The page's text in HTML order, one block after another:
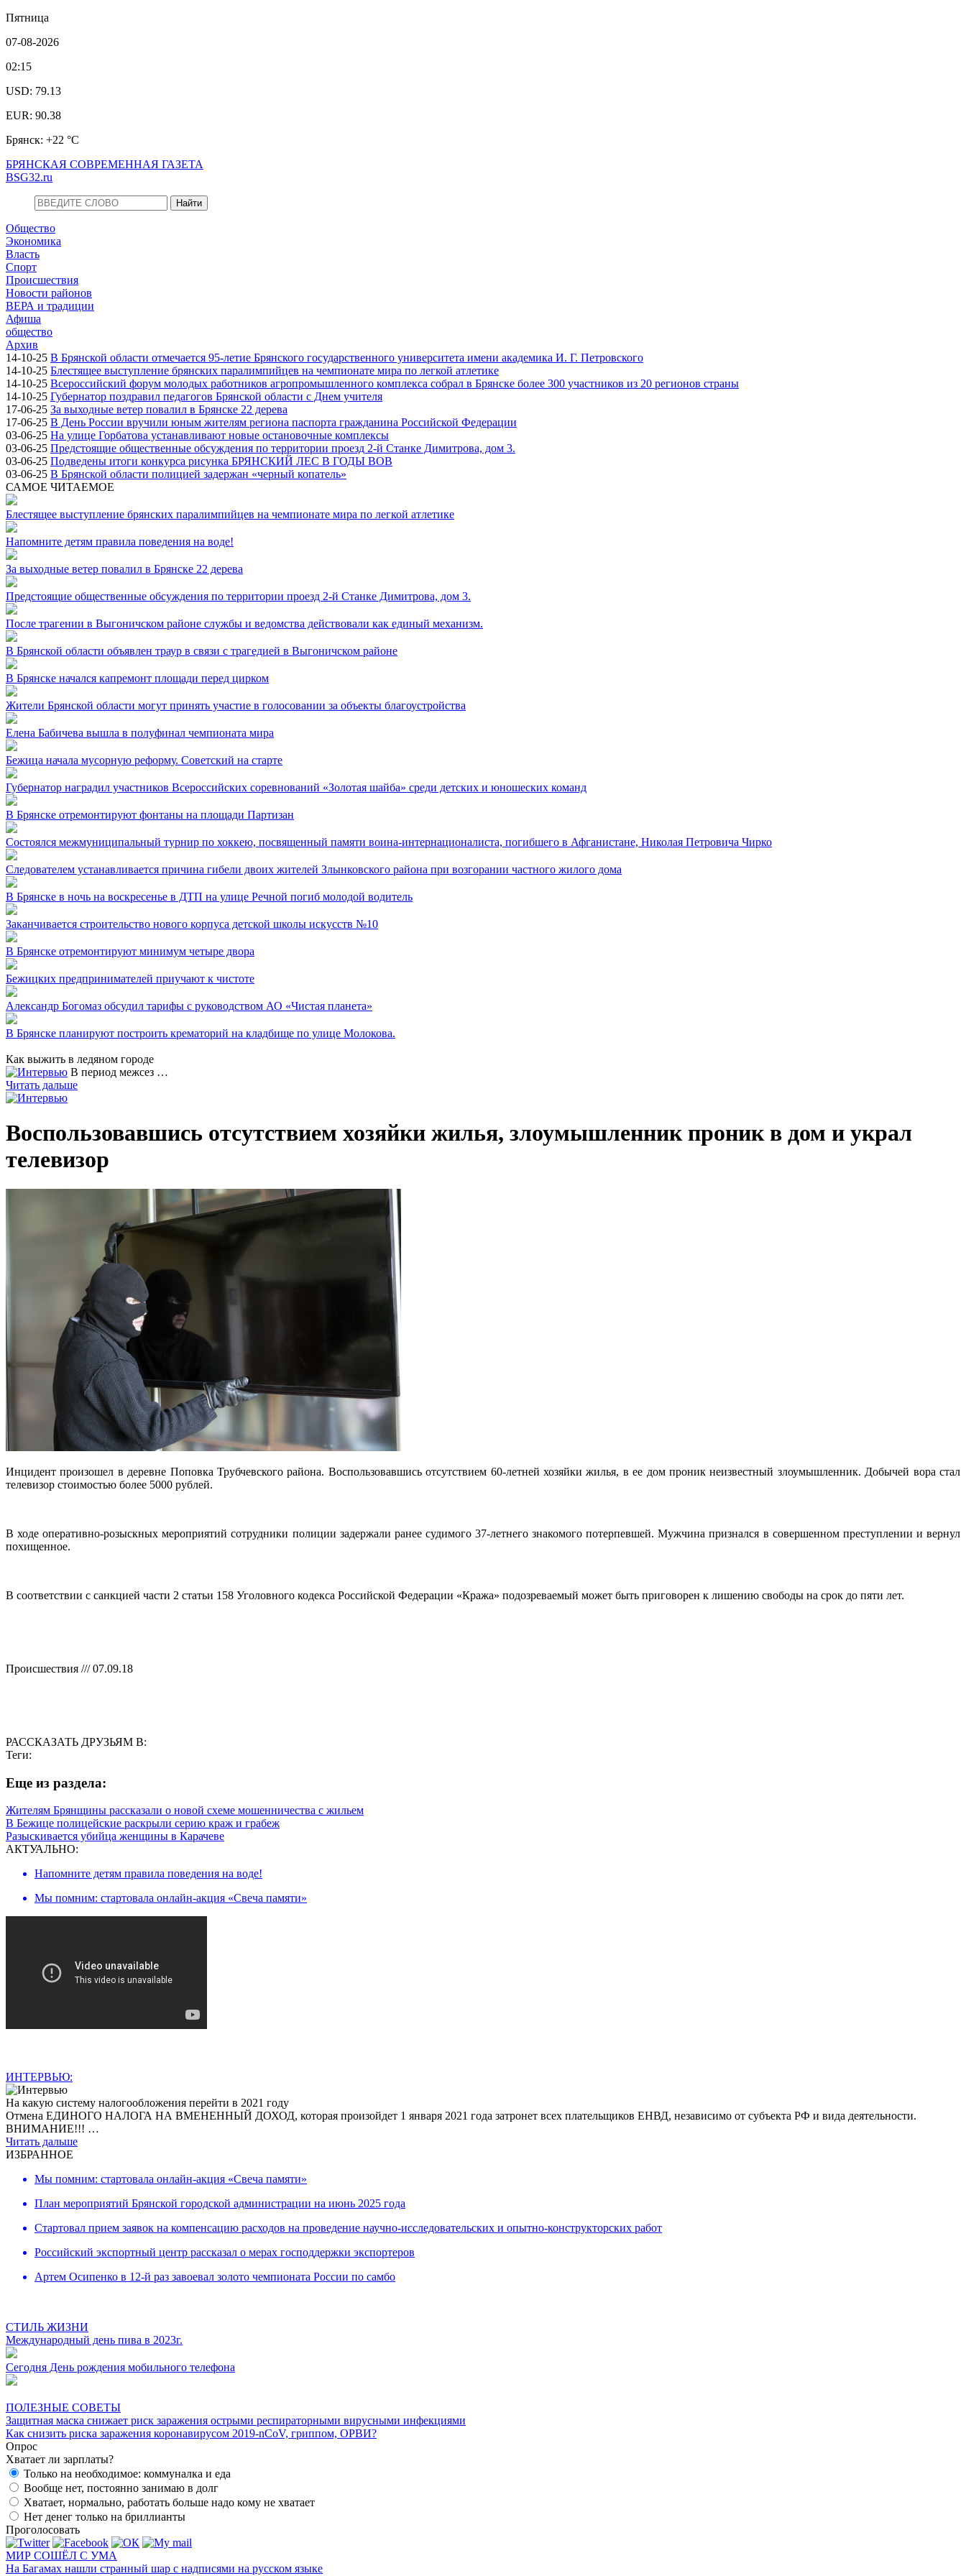
Пятница
07-08-2026
02:15
USD: 79.13
EUR: 90.38
Брянск: +22 °С
БРЯНСКАЯ СОВРЕМЕННАЯ ГАЗЕТА
BSG32.ru
Общество
Экономика
Власть
Спорт
Происшествия
Новости районов
ВЕРА и традиции
Афиша
общество
Архив
14-10-25 В Брянской области отмечается 95-летие Брянского государственного университета имени академика И. Г. Петровского
14-10-25 Блестящее выступление брянских паралимпийцев на чемпионате мира по легкой атлетике
14-10-25 Всероссийский форум молодых работников агропромышленного комплекса собрал в Брянске более 300 участников из 20 регионов страны
14-10-25 Губернатор поздравил педагогов Брянской области с Днем учителя
17-06-25 За выходные ветер повалил в Брянске 22 дерева
17-06-25 В День России вручили юным жителям региона паспорта гражданина Российской Федерации
03-06-25 На улице Горбатова устанавливают новые остановочные комплексы
03-06-25 Предстоящие общественные обсуждения по территории проезд 2-й Станке Димитрова, дом 3.
03-06-25 Подведены итоги конкурса рисунка БРЯНСКИЙ ЛЕС В ГОДЫ ВОВ
03-06-25 В Брянской области полицией задержан «черный копатель»
САМОЕ ЧИТАЕМОЕ
Блестящее выступление брянских паралимпийцев на чемпионате мира по легкой атлетике
Напомните детям правила поведения на воде!
За выходные ветер повалил в Брянске 22 дерева
Предстоящие общественные обсуждения по территории проезд 2-й Станке Димитрова, дом 3.
После трагении в Выгоничском районе службы и ведомства действовали как единый механизм.
В Брянской области объявлен траур в связи с трагедией в Выгоничском районе
В Брянске начался капремонт площади перед цирком
Жители Брянской области могут принять участие в голосовании за объекты благоустройства
Елена Бабичева вышла в полуфинал чемпионата мира
Бежица начала мусорную реформу. Советский на старте
Губернатор наградил участников Всероссийских соревнований «Золотая шайба» среди детских и юношеских команд
В Брянске отремонтируют фонтаны на площади Партизан
Состоялся межмуниципальный турнир по хоккею, посвященный памяти воина-интернационалиста, погибшего в Афганистане, Николая Петровича Чирко
Следователем устанавливается причина гибели двоих жителей Злынковского района при возгорании частного жилого дома
В Брянске в ночь на воскресенье в ДТП на улице Речной погиб молодой водитель
Заканчивается строительство нового корпуса детской школы искусств №10
В Брянске отремонтируют минимум четыре двора
Бежицких предпринимателей приучают к чистоте
Александр Богомаз обсудил тарифы с руководством АО «Чистая планета»
В Брянске планируют построить крематорий на кладбище по улице Молокова.
Как выжить в ледяном городе
В период межсез …
Читать дальше
Воспользовавшись отсутствием хозяйки жилья, злоумышленник проник в дом и украл
телевизор
Инцидент произошел в деревне Поповка Трубчевского района. Воспользовавшись отсутствием 60-летней хозяйки жилья, в ее дом проник неизвестный злоумышленник. Добычей вора стал
телевизор стоимостью более 5000 рублей.
В ходе оперативно-розыскных мероприятий сотрудники полиции задержали ранее судимого 37-летнего знакомого потерпевшей. Мужчина признался в совершенном преступлении и вернул
похищенное.
В соответствии с санкцией части 2 статьи 158 Уголовного кодекса Российской Федерации «Кража» подозреваемый может быть приговорен к лишению свободы на срок до пяти лет.
Происшествия /// 07.09.18
РАССКАЗАТЬ ДРУЗЬЯМ В:
Теги:
Eще из раздела:
Жителям Брянщины рассказали о новой схеме мошенничества с жильем
В Бежице полицейские раскрыли серию краж и грабеж
Разыскивается убийца женщины в Карачеве
АКТУАЛЬНО:
Напомните детям правила поведения на воде!
Мы помним: стартовала онлайн-акция «Свеча памяти»
ИНТЕРВЬЮ:
На какую систему налогообложения перейти в 2021 году
Отмена ЕДИНОГО НАЛОГА НА ВМЕНЕННЫЙ ДОХОД, которая произойдет 1 января 2021 года затронет всех плательщиков ЕНВД, независимо от субъекта РФ и вида деятельности.
ВНИМАНИЕ!!! …
Читать дальше
ИЗБРАННОЕ
Мы помним: стартовала онлайн-акция «Свеча памяти»
План мероприятий Брянской городской администрации на июнь 2025 года
Cтартовал прием заявок на компенсацию расходов на проведение научно-исследовательских и опытно-конструкторских работ
Российский экспортный центр рассказал о мерах господдержки экспортеров
Артем Осипенко в 12-й раз завоевал золото чемпионата России по самбо
СТИЛЬ ЖИЗНИ
Международный день пива в 2023г.
Сегодня День рождения мобильного телефона
ПОЛЕЗНЫЕ СОВЕТЫ
Защитная маска снижает риск заражения острыми респираторными вирусными инфекциями
Как снизить риска заражения коронавирусом 2019-nCoV, гриппом, ОРВИ?
Опрос
Хватает ли зарплаты?
Только на необходимое: коммуналка и еда
Вообще нет, постоянно занимаю в долг
Хватает, нормально, работать больше надо кому не хватает
Нет денег только на бриллианты
Проголосовать
МИР СОШЁЛ С УМА
На Багамах нашли странный шар с надписями на русском языке